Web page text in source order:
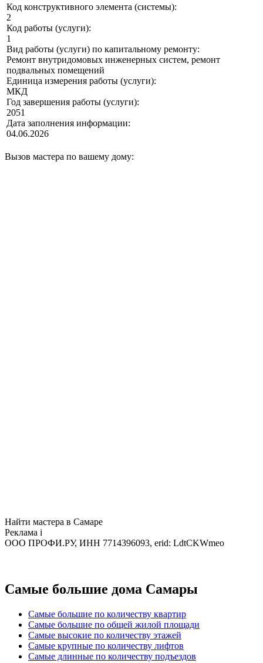
Код конструктивного элемента (системы):
2
Код работы (услуги):
1
Вид работы (услуги) по капитальному ремонту:
Ремонт внутридомовых инженерных систем, ремонт
подвальных помещений
Единица измерения работы (услуги):
МКД
Год завершения работы (услуги):
2051
Дата заполнения информации:
04.06.2026
Вызов мастера по вашему дому:
Найти мастера в Самаре
Реклама i
ООО ПРОФИ.РУ, ИНН 7714396093, erid: LdtCKWmeo
Самые большие дома Самары
Самые большие по количеству квартир
Самые большие по общей жилой площади
Самые высокие по количеству этажей
Самые крупные по количеству лифтов
Самые длинные по количеству подъездов